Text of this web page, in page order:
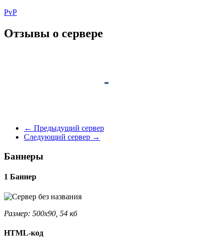
PvP
Отзывы о сервере
← Предыдущий сервер
Следующий сервер →
Баннеры
1 Баннер
Размер: 500x90, 54 кб
HTML-код